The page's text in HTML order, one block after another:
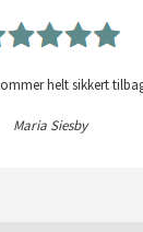
helt sikkert
Maria Siesby